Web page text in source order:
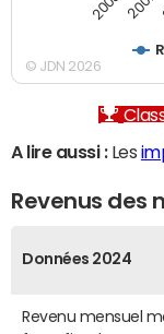
© JDN 2026
A lire aussi :Les
Revenus des
Données 2024
Revenu mensuel